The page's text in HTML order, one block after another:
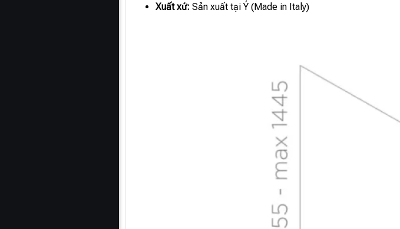
Xuất xứ: Sản xuất tại Ý (Made in Italy)